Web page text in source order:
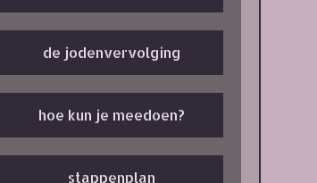
de jodenvervolging
hoe kun je meedoen?
stappenplan